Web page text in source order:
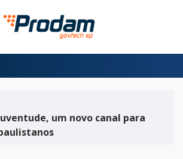
principal
um novo canal para